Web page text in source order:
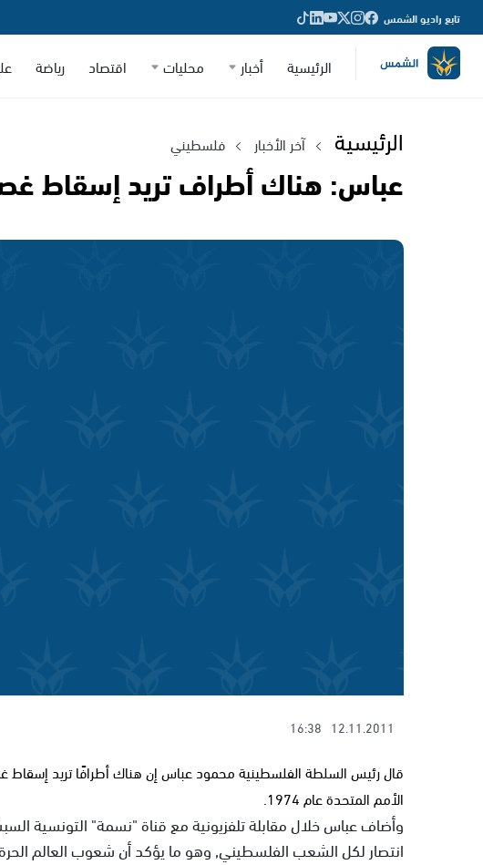
تابع راديو الشمس
الرئيسية أخبار محليات اقتصاد رياضة
الرئيسية آخر الأخبار فلسطيني
عباس: هناك أطراف تريد إسقاط
12.11.2011
16:38
قال رئيس السلطة الفلسطينية محمود عباس إن هناك أطرافًا تريد إسقاط
الأمم المتحدة عام 1974.
وأضاف عباس خلال مقابلة تلفزيونية مع قناة "نسمة" التونسية
انتصار لكل الشعب الفلسطيني, وهو ما يؤكد أن شعوب العالم